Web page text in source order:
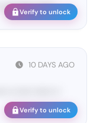
•••••• ••••••
Verify to unlock
10 DAYS AGO
Verify to unlock